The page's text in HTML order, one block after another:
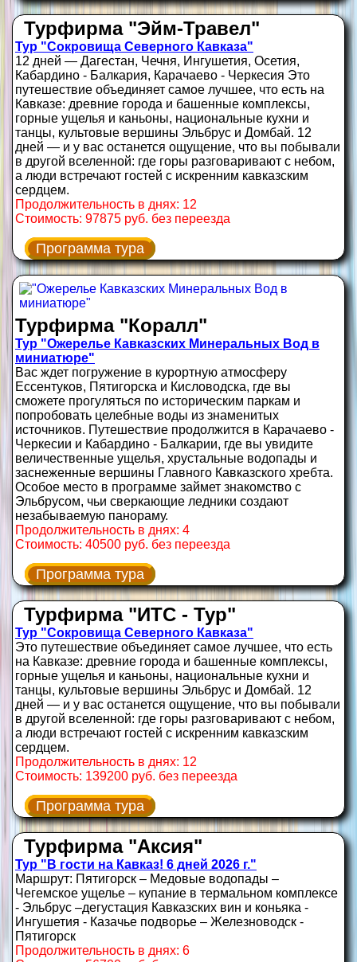
Турфирма "Эйм-Травел"
Тур "Сокровища Северного Кавказа"
12 дней — Дагестан, Чечня, Ингушетия, Осетия,
Кабардино - Балкария, Карачаево - Черкесия Это
путешествие объединяет самое лучшее, что есть на
Кавказе: древние города и башенные комплексы,
горные ущелья и каньоны, национальные кухни и
танцы, культовые вершины Эльбрус и Домбай. 12
дней — и у вас останется ощущение, что вы побывали
в другой вселенной: где горы разговаривают с небом,
а люди встречают гостей с искренним кавказским
сердцем.
Продолжительность в днях: 12
Стоимость: 97875 руб. без переезда
Программа тура
Турфирма "Коралл"
Тур "Ожерелье Кавказских Минеральных Вод в
миниатюре"
Вас ждет погружение в курортную атмосферу
Ессентуков, Пятигорска и Кисловодска, где вы
сможете прогуляться по историческим паркам и
попробовать целебные воды из знаменитых
источников. Путешествие продолжится в Карачаево -
Черкесии и Кабардино - Балкарии, где вы увидите
величественные ущелья, хрустальные водопады и
заснеженные вершины Главного Кавказского хребта.
Особое место в программе займет знакомство с
Эльбрусом, чьи сверкающие ледники создают
незабываемую панораму.
Продолжительность в днях: 4
Стоимость: 40500 руб. без переезда
Программа тура
Турфирма "ИТС - Тур"
Тур "Сокровища Северного Кавказа"
Это путешествие объединяет самое лучшее, что есть
на Кавказе: древние города и башенные комплексы,
горные ущелья и каньоны, национальные кухни и
танцы, культовые вершины Эльбрус и Домбай. 12
дней — и у вас останется ощущение, что вы побывали
в другой вселенной: где горы разговаривают с небом,
а люди встречают гостей с искренним кавказским
сердцем.
Продолжительность в днях: 12
Стоимость: 139200 руб. без переезда
Программа тура
Турфирма "Аксия"
Тур "В гости на Кавказ! 6 дней 2026 г."
Маршрут: Пятигорск – Медовые водопады –
Чегемское ущелье – купание в термальном комплексе
- Эльбрус –дегустация Кавказских вин и коньяка -
Ингушетия - Казачье подворье – Железноводск -
Пятигорск
Продолжительность в днях: 6